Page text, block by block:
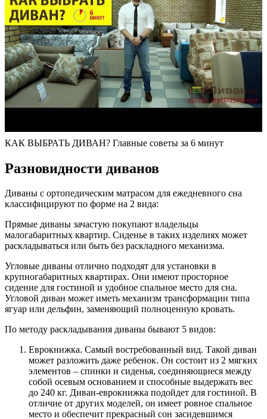
КАК ВЫБРАТЬ ДИВАН? Главные советы за 6 минут
Разновидности диванов
Диваны с ортопедическим матрасом для ежедневного сна
классифицируют по форме на 2 вида:
Прямые диваны зачастую покупают владельцы
малогабаритных квартир. Сиденье в таких изделиях может
раскладываться или быть без раскладного механизма.
Угловые диваны отлично подходят для установки в
крупногабаритных квартирах. Они имеют просторное
сидение для гостиной и удобное спальное место для сна.
Угловой диван может иметь механизм трансформации типа
ягуар или дельфин, заменяющий полноценную кровать.
По методу раскладывания диваны бывают 5 видов:
Еврокнижка. Самый востребованный вид. Такой диван
может разложить даже ребенок. Он состоит из 2 мягких
элементов – спинки и сиденья, соединяющиеся между
собой осевым основанием и способные выдержать вес
до 240 кг. Диван-еврокнижка подойдет для гостиной. В
отличие от других моделей, он имеет ровное спальное
место и обеспечит прекрасный сон засидевшимся